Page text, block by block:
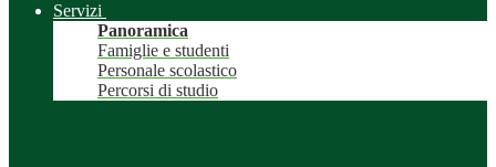
Servizi
Panoramica
Famiglie e studenti
Personale scolastico
Percorsi di studio